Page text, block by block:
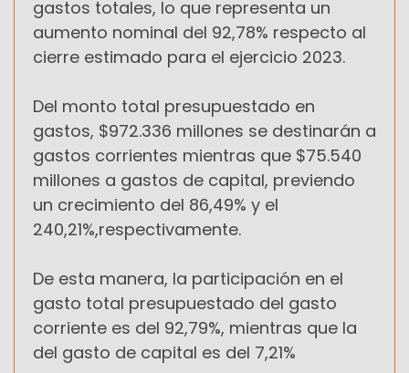
gastos totales, lo que representa un
aumento nominal del 92,78% respecto al
cierre estimado para el ejercicio 2023.
Del monto total presupuestado en
gastos, $972.336 millones se destinarán a
gastos corrientes mientras que $75.540
millones a gastos de capital, previendo
un crecimiento del 86,49% y el
240,21%,respectivamente.
De esta manera, la participación en el
gasto total presupuestado del gasto
corriente es del 92,79%, mientras que la
del gasto de capital es del 7,21%